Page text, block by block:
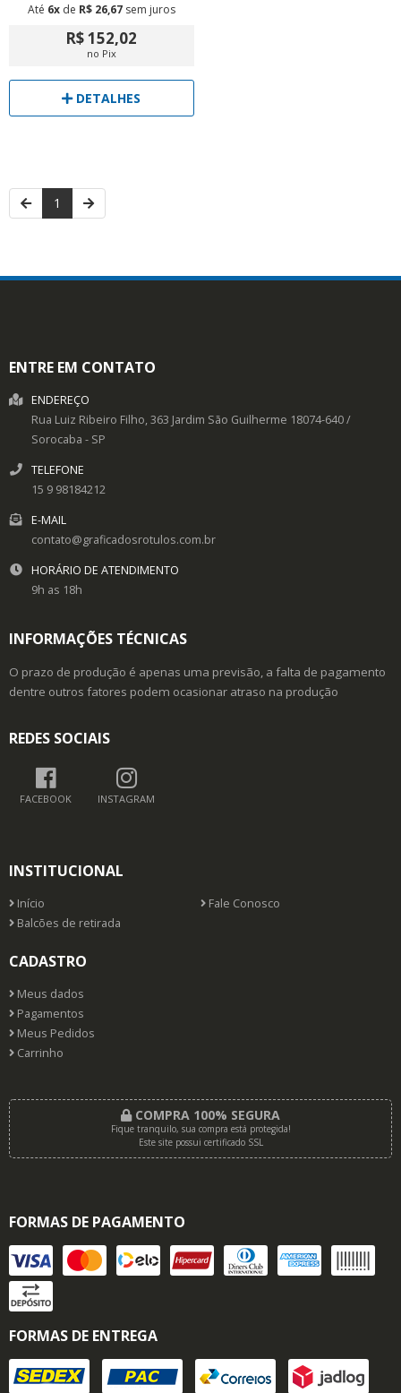
Até 6xde R$ 26,67sem juros
R$ 152,02
no Pix
DETALHES
1
ENTRE EM CONTATO
ENDEREÇO
Rua Luiz Ribeiro Filho, 363 Jardim São Guilherme 18074-640/
Sorocaba - SP
TELEFONE
15 9 98184212
E-MAIL
contato@graficadosrotulos.com.br
HORÁRIO DE ATENDIMENTO
9h as 18h
INFORMAÇÕES TÉCNICAS
O prazo de produção é apenas uma previsão, a falta de pagamento
dentre outros fatores podem ocasionar atraso na produção
REDES SOCIAIS
FACEBOOK INSTAGRAM
INSTITUCIONAL
Início
Fale Conosco
Balcões de retirada
CADASTRO
Meus dados
Pagamentos
Meus Pedidos
Carrinho
COMPRA 100% SEGURA
Fique tranquilo, sua compra está protegida!
Este site possui certificado SSL
FORMAS DE PAGAMENTO
FORMAS DE ENTREGA